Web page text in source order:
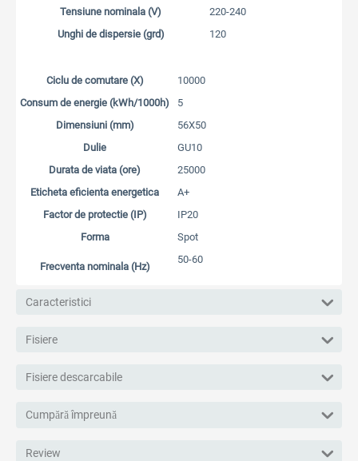
Tensiune nominala (V)
220-240
Unghi de dispersie (grd)
120
Ciclu de comutare (X)
10000
Consum de energie (kWh/1000h)
5
Dimensiuni (mm)
56X50
Dulie
GU10
Durata de viata (ore)
25000
Eticheta eficienta energetica
A+
Factor de protectie (IP)
IP20
Forma
Spot
Frecventa nominala (Hz)
50-60
Caracteristici
Fisiere
Fisiere descarcabile
Cumpără împreună
Review